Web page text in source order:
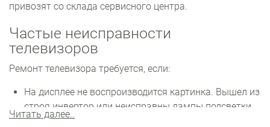
привозят со склада сервисного центра.
Частые неисправности
телевизоров
Ремонт телевизора требуется, если:
На дисплее не воспроизводится картинка. Вышел из
строя инвертор или неисправны лампы подсветки.
Детали нужно заменить.
Читать далее..